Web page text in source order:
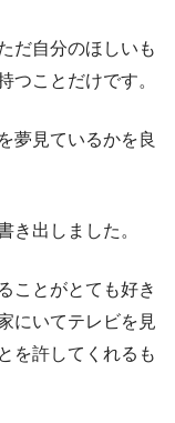
だ自分のほしいも
つことだけです。
夢見ているかを良
き出しました。
ことがとても好き
にいてテレビを見
を許してくれるも